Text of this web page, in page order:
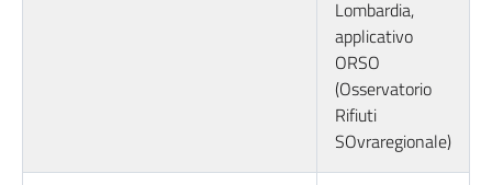
Lombardia,
applicativo
ORSO
(Osservatorio
Rifiuti
SOvraregionale)